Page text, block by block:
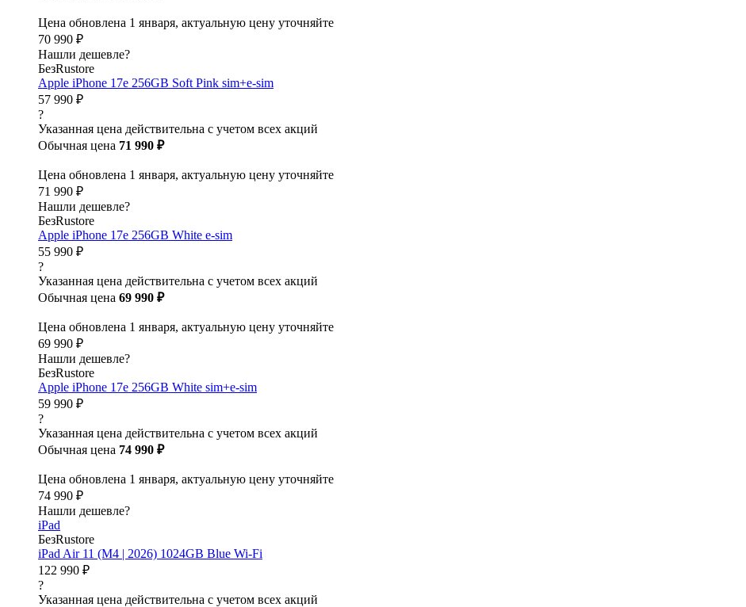
Цена обновлена 1 января, актуальную цену уточняйте
70 990 ₽
Нашли дешевле?
БезRustore
Apple iPhone 17e 256GB Soft Pink sim+e-sim
57 990 ₽
?
Указанная цена действительна с учетом всех акций
Обычная цена 71 990 ₽
Цена обновлена 1 января, актуальную цену уточняйте
71 990 ₽
Нашли дешевле?
БезRustore
Apple iPhone 17e 256GB White e-sim
55 990 ₽
?
Указанная цена действительна с учетом всех акций
Обычная цена 69 990 ₽
Цена обновлена 1 января, актуальную цену уточняйте
69 990 ₽
Нашли дешевле?
БезRustore
Apple iPhone 17e 256GB White sim+e-sim
59 990 ₽
?
Указанная цена действительна с учетом всех акций
Обычная цена 74 990 ₽
Цена обновлена 1 января, актуальную цену уточняйте
74 990 ₽
Нашли дешевле?
iPad
БезRustore
iPad Air 11 (M4 | 2026) 1024GB Blue Wi-Fi
122 990 ₽
?
Указанная цена действительна с учетом всех акций